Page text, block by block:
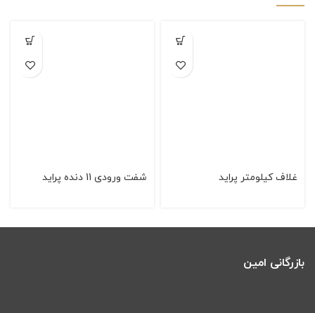
غلاف کیلومتر پراید شفت ورودی 11 دنده پراید
بازرگانی امین